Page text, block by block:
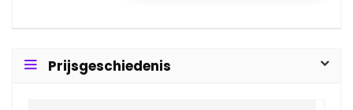
Prijsgeschiedenis